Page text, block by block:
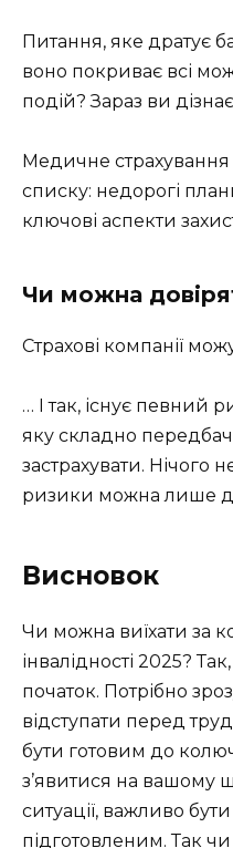
Питання, яке дратує
воно покриває всі
подій? Зараз ви
Медичне страхування
списку: недорогі
ключові аспекти
Чи можна
Страхові компанії
… І так, існує певний
яку складно
застрахувати. Нічого
ризики можна лише
Висновок
Чи можна виїхати за
інвалідності 2025?
початок. Потрібно
відступати перед
бути готовим до
з’явитися на вашому
ситуації, важливо
підготовленим. Так